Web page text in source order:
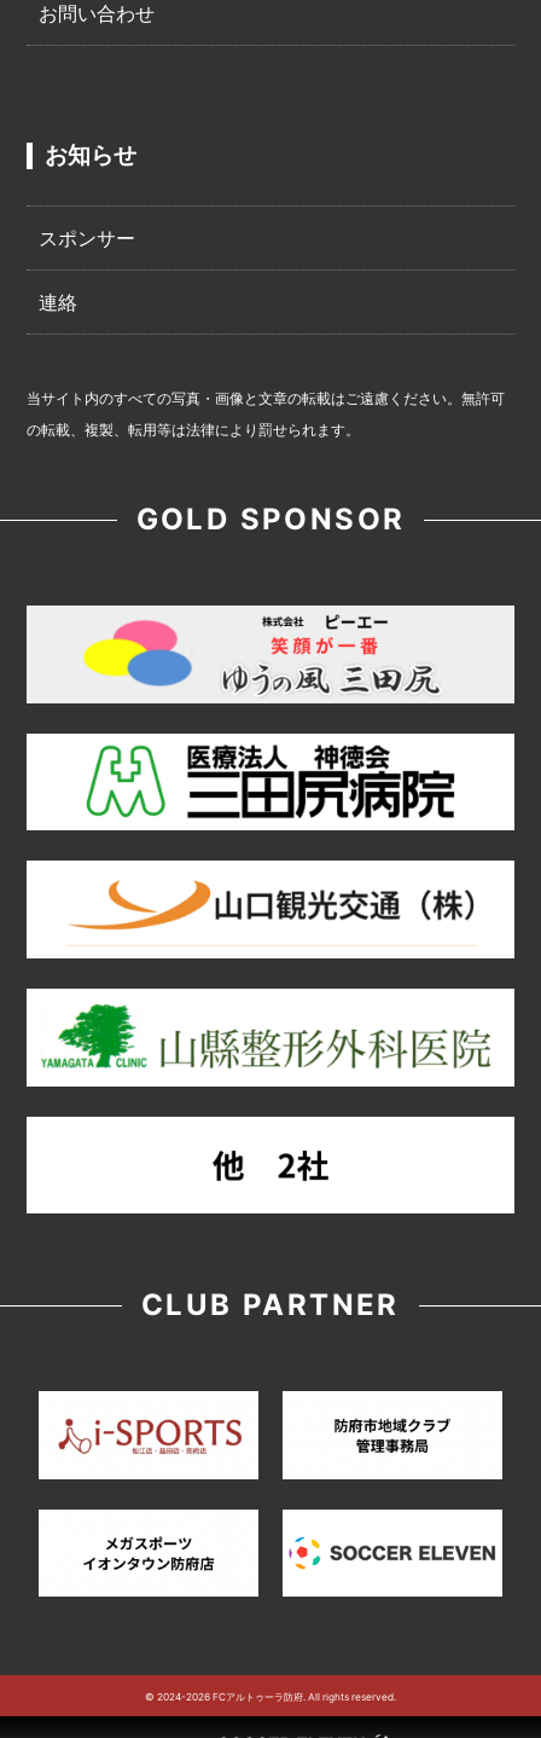
お問い合わせ
お知らせ
スポンサー
連絡
当サイト内のすべての写真・画像と文章の転載はご遠慮ください。無許可
の転載、複製、転用等は法律により罰せられます。
GOLD SPONSOR
CLUB PARTNER
© 2024-2026 FCアルトゥーラ防府. All rights reserved.